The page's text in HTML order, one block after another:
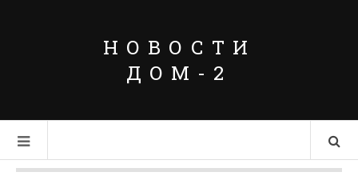
НОВОСТИ
ДОМ-2